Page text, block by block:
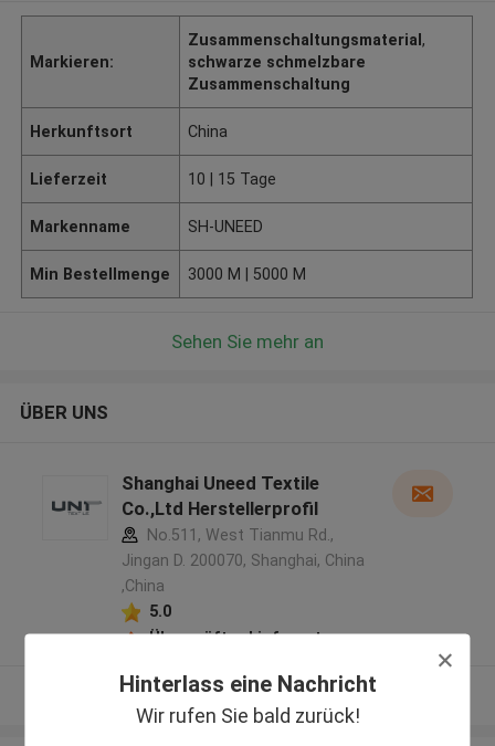
Hinterlass eine Nachricht
Wir rufen Sie bald zurück!
Markieren:
Zusammenschaltungsmaterial,
schwarze schmelzbare
Zusammenschaltung
Herkunftsort China
Lieferzeit 10 | 15 Tage
Markenname SH-UNEED
Min Bestellmenge 3000 M | 5000 M
Sehen Sie mehr an
ÜBER UNS
Shanghai Uneed Textile
Co.,Ltd Herstellerprofil
No.511, West Tianmu Rd.,
Jingan D. 200070, Shanghai, China
,China
5.0
Überprüfter Lieferant
Sehen Sie mehr an